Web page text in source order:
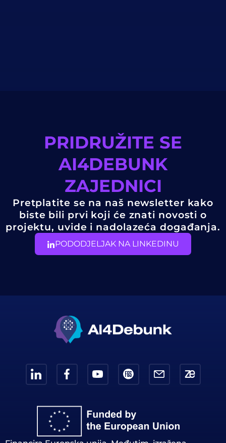
PRIDRUŽITE SE
AI4DEBUNK
ZAJEDNICI
Pretplatite se na naš newsletter kako
biste bili prvi koji će znati novosti o
projektu, uvide i nadolazeća događanja.
PODODJELJAK NA LINKEDINU